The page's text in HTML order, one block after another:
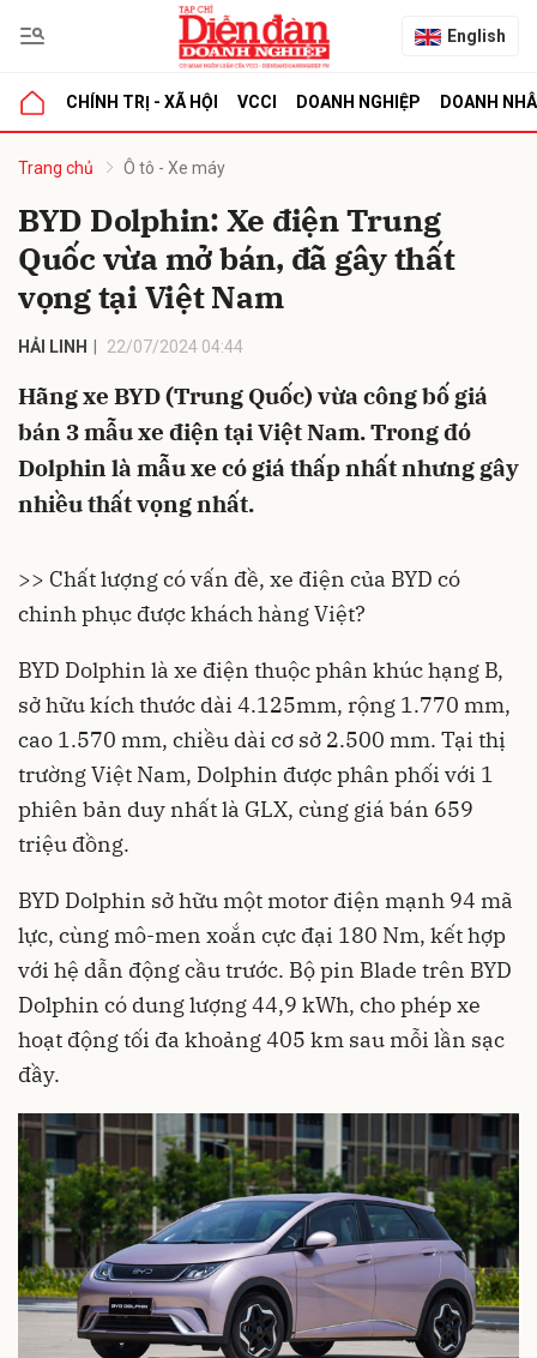
English
CHÍNH TRỊ - XÃ HỘI VCCI DOANH NGHIỆP DOANH
Trang chủ Ô tô - Xe máy
BYD Dolphin: Xe điện Trung
Quốc vừa mở bán, đã gây thất
vọng tại Việt Nam
HẢI LINH 22/07/2024 04:44
Hãng xe BYD (Trung Quốc) vừa công bố giá
bán 3 mẫu xe điện tại Việt Nam. Trong đó
Dolphin là mẫu xe có giá thấp nhất nhưng gây
nhiều thất vọng nhất.
>> Chất lượng có vấn đề, xe điện của BYD có
chinh phục được khách hàng Việt?
BYD Dolphin là xe điện thuộc phân khúc hạng B,
sở hữu kích thước dài 4.125mm, rộng 1.770 mm,
cao 1.570 mm, chiều dài cơ sở 2.500 mm. Tại thị
trường Việt Nam, Dolphin được phân phối với 1
phiên bản duy nhất là GLX, cùng giá bán 659
triệu đồng.
BYD Dolphin sở hữu một motor điện mạnh 94 mã
lực, cùng mô-men xoắn cực đại 180 Nm, kết hợp
với hệ dẫn động cầu trước. Bộ pin Blade trên BYD
Dolphin có dung lượng 44,9 kWh, cho phép xe
hoạt động tối đa khoảng 405 km sau mỗi lần sạc
đầy.
luận
Hủy